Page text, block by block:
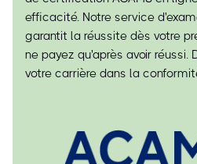
efficacité. Notre service
garantit la réussite dès votre
ne payez qu'après avoir réussi.
votre carrière dans la